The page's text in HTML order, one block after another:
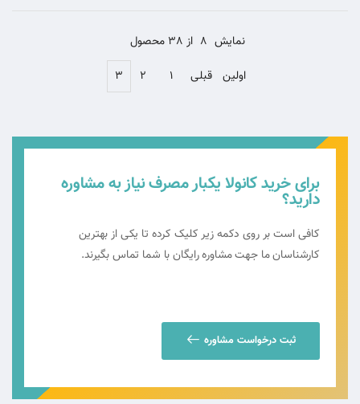
نمایش 8 از 38 محصول
اولین
قبلی ۱ ۲ ۳
برای خرید کانولا یکبار مصرف نیاز به مشاوره
دارید؟
کافی است بر روی دکمه زیر کلیک کرده تا یکی از بهترین
کارشناسان ما جهت مشاوره رایگان با شما تماس بگیرند.
ثبت درخواست مشاوره